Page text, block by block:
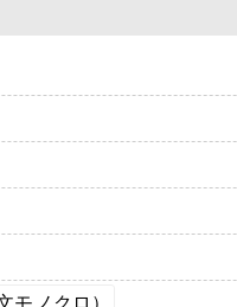
モノクロ）